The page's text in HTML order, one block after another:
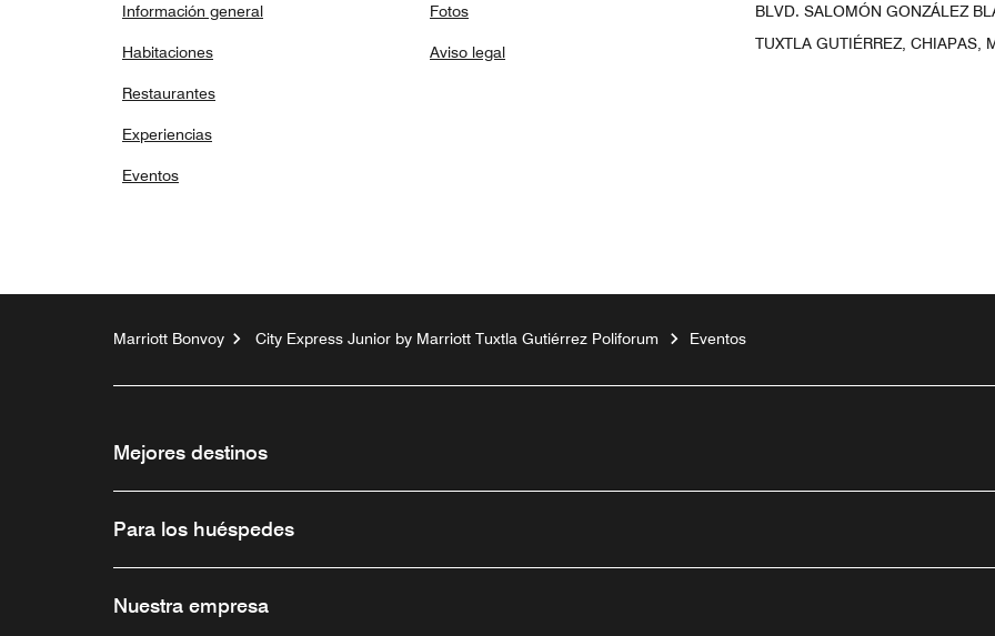
Información general
Habitaciones
Restaurantes
Experiencias
Eventos
Fotos
Aviso legal
BLVD. SALOMÓN GONZÁLEZ
TUXTLA GUTIÉRREZ, CHIAPAS,
Marriott Bonvoy City Express Junior by Marriott Tuxtla Gutiérrez Poliforum Eventos
Mejores destinos
Para los huéspedes
Nuestra empresa